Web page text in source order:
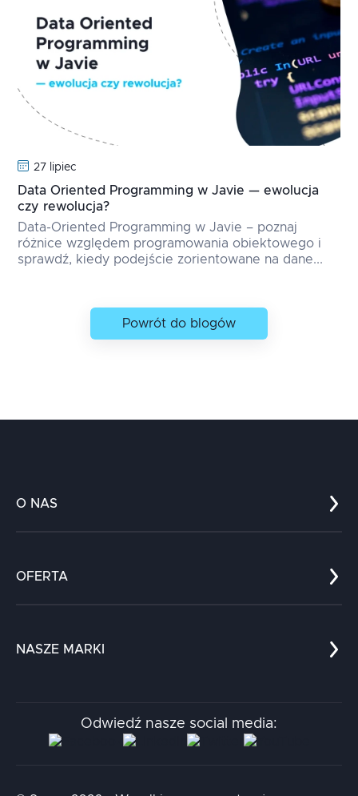
27 lipiec
Data Oriented Programming w Javie — ewolucja
czy rewolucja?
Data-Oriented Programming w Javie – poznaj
różnice względem programowania obiektowego i
sprawdź, kiedy podejście zorientowane na dane...
Powrót do blogów
O NAS
Kariera
Kontakt
OFERTA
Chatboty
NASZE MARKI
Aidapta
AI & NLP Day
Odwiedź nasze social media: